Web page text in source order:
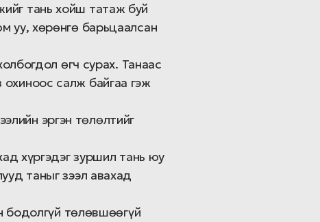
тань хойш татаж буй
уу, хөрөнгө барьцаалсан
өгч сурах. Танаас
салж байгаа гэж
эргэн төлөлтийг
хүргэдэг зуршил тань юу
таныг зээл авахад
бодолгүй төлөвшөөгүй